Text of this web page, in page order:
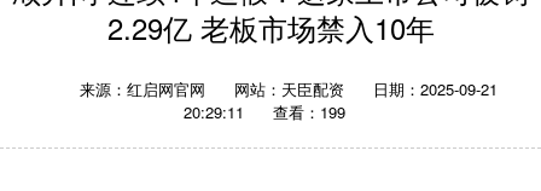
2.29亿 老板市场禁入10年
来源：红启网官网 网站：天臣配资
日期：2025-09-21
20:29:11
查看：199